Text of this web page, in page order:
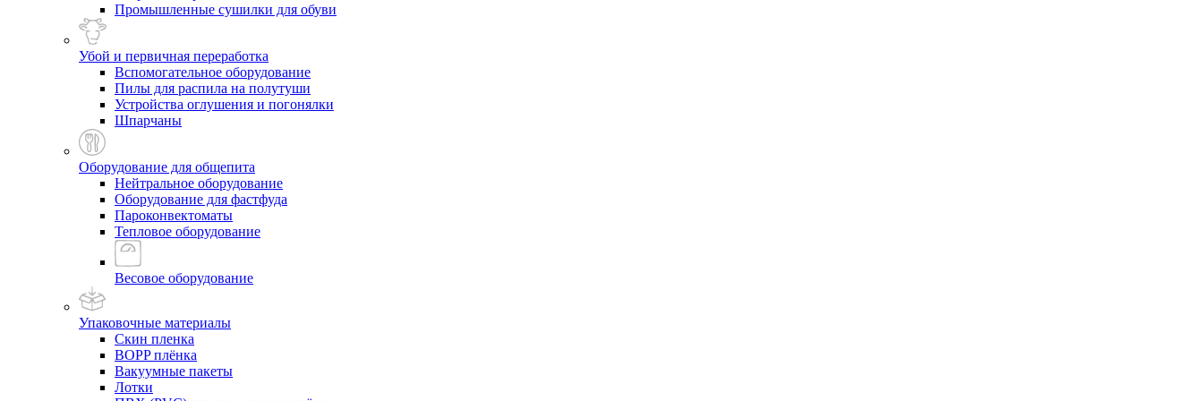
Промышленные сушилки для обуви
Убой и первичная переработка
Вспомогательное оборудование
Пилы для распила на полутуши
Устройства оглушения и погонялки
Шпарчаны
Оборудование для общепита
Нейтральное оборудование
Оборудование для фастфуда
Пароконвектоматы
Тепловое оборудование
Весовое оборудование
Упаковочные материалы
Скин пленка
BOPP плёнка
Вакуумные пакеты
Лотки